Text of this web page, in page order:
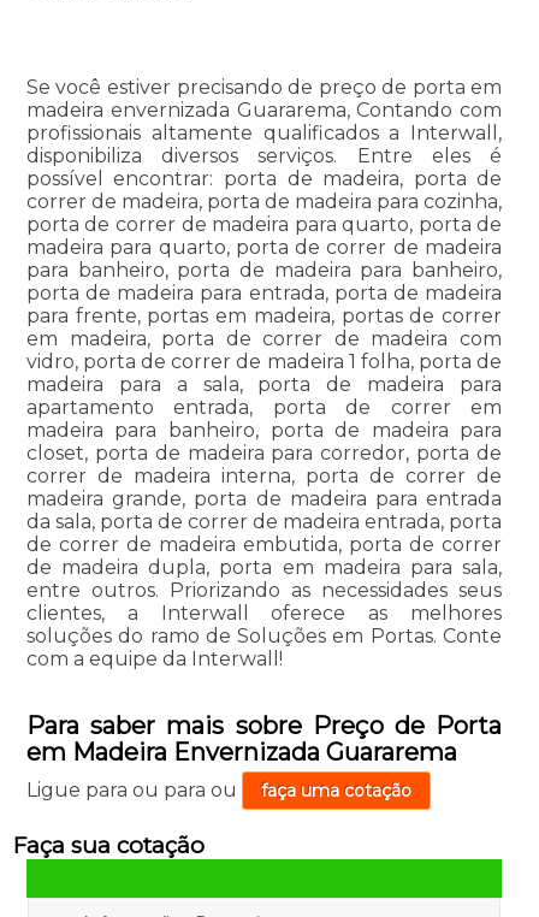
Se você estiver precisando de preço de porta em
madeira envernizada Guararema, Contando com
profissionais altamente qualificados a Interwall,
disponibiliza diversos serviços. Entre eles é
possível encontrar: porta de madeira, porta de
correr de madeira, porta de madeira para cozinha,
porta de correr de madeira para quarto, porta de
madeira para quarto, porta de correr de madeira
para banheiro, porta de madeira para banheiro,
porta de madeira para entrada, porta de madeira
para frente, portas em madeira, portas de correr
em madeira, porta de correr de madeira com
vidro, porta de correr de madeira 1 folha, porta de
madeira para a sala, porta de madeira para
apartamento entrada, porta de correr em
madeira para banheiro, porta de madeira para
closet, porta de madeira para corredor, porta de
correr de madeira interna, porta de correr de
madeira grande, porta de madeira para entrada
da sala, porta de correr de madeira entrada, porta
de correr de madeira embutida, porta de correr
de madeira dupla, porta em madeira para sala,
entre outros. Priorizando as necessidades seus
clientes, a Interwall oferece as melhores
soluções do ramo de Soluções em Portas. Conte
com a equipe da Interwall!
Para saber mais sobre Preço de Porta
em Madeira Envernizada Guararema
Ligue para ou para ou faça uma cotação
Faça sua cotação